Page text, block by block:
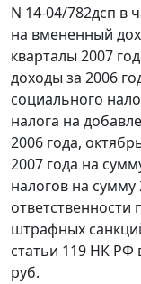
N 14-04/782дсп в
на вмененный
кварталы 2007
доходы за 2006
социального
налога на
2006 года,
2007 года на
налогов на сумму
ответственности
штрафных
статьи 119 НК РФ
руб.